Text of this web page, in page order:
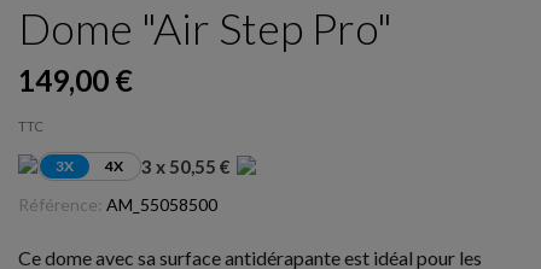
Dome "Air Step Pro"
149,00 €
TTC
3X 4X 3 x 50,55 €
Référence: AM_55058500
Ce dome avec sa surface antidérapante est idéal pour les